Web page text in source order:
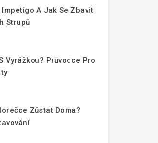
A Jak Se Zbavit
Strupů
Vyrážkou? Průvodce Pro
Zůstat Doma?